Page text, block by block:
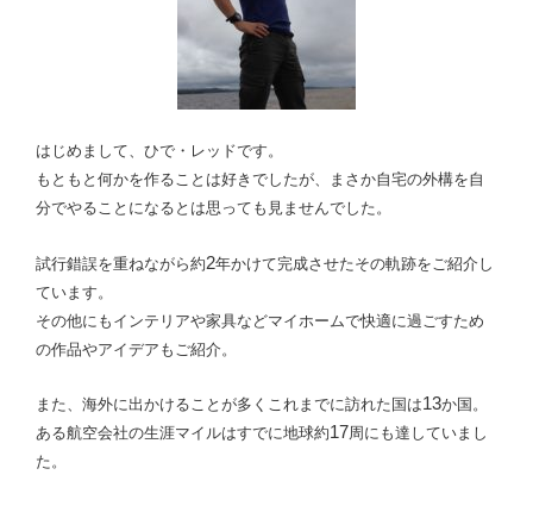
はじめまして、ひで・レッドです。
もともと何かを作ることは好きでしたが、
まさか自宅の外構を自
分でやることになるとは思っても見ませんでした。
試行錯誤を重ねながら約2年かけて完成させたその軌跡をご紹介し
ています。
その他にもインテリアや家具などマイホームで快適に過ごすため
の作品やアイデアもご紹介。
また、海外に出かけることが多くこれまでに訪れた国は13か国。
ある航空会社の生涯マイルはすでに地球約17周にも達していまし
た。